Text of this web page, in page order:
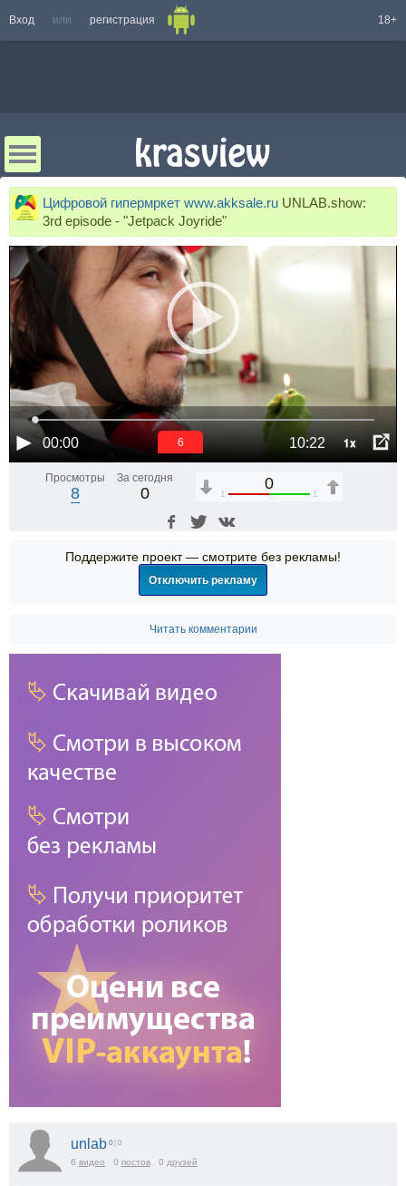
Вход или регистрация 18+
Цифровой гипермркет www.akksale.ru UNLAB.show:
3rd episode - "Jetpack Joyride"
00:00 10:22 1x
6
Просмотры
8
За сегодня
0
0
1 1
Поддержите проект — смотрите без рекламы!
Отключить рекламу
Читать комментарии
unlab 0 | 0
6 видео 0 постов 0 друзей